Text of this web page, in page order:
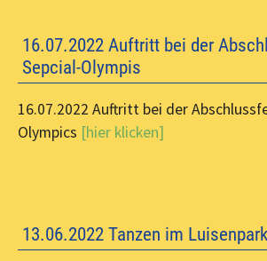
16.07.2022 Auftritt bei der
Sepcial-Olympis
16.07.2022 Auftritt bei der
Olympics [hier klicken]
13.06.2022 Tanzen im